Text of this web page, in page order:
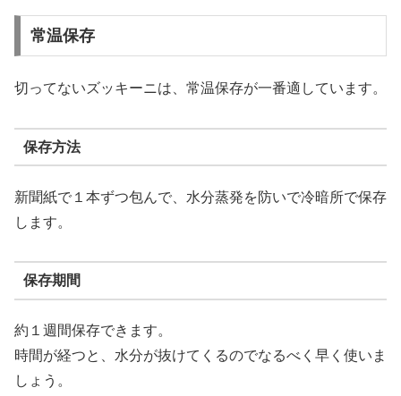
常温保存
切ってないズッキーニは、常温保存が一番適しています。
保存方法
新聞紙で１本ずつ包んで、水分蒸発を防いで冷暗所で保存
します。
保存期間
約１週間保存できます。
時間が経つと、水分が抜けてくるのでなるべく早く使いま
しょう。